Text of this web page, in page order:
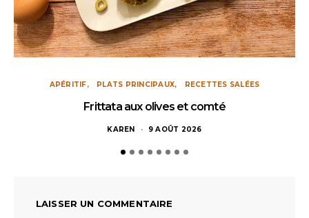
APÉRITIF PLATS PRINCIPAUX RECETTES SALÉES
Frittata aux olives et comté
KAREN 9 AOÛT 2026
LAISSER UN COMMENTAIRE